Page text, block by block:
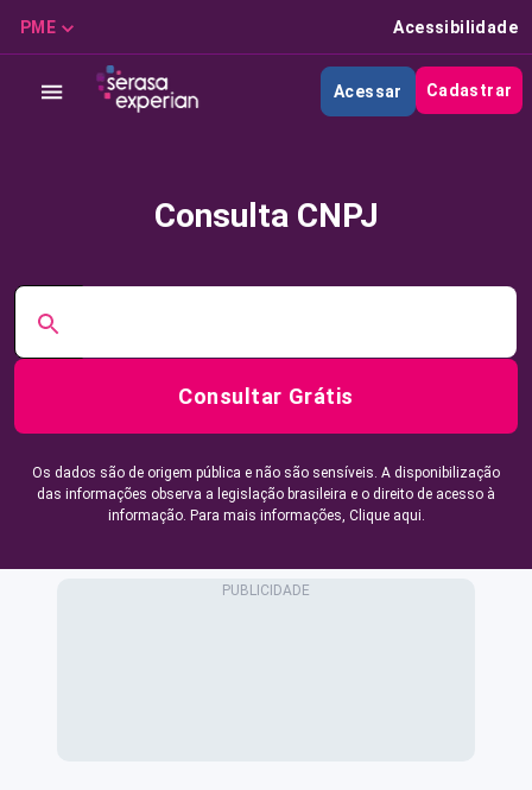
PME Acessibilidade
Acessar Cadastrar
Consulta CNPJ
Consultar Grátis
Os dados são de origem pública e não são sensíveis. A disponibilização
das informações observa a legislação brasileira e o direito de acesso à
informação. Para mais informações, Clique aqui.